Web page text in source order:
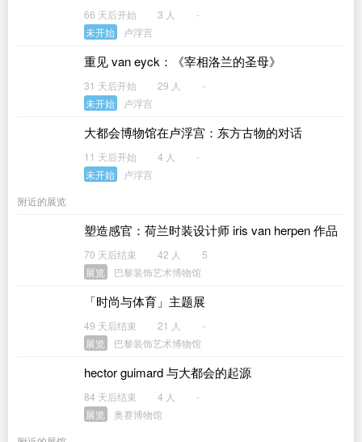
66 天后开始 3 人
-
未开始
卢浮宫
重见 van eyck：《宰相洛兰的圣母》
31 天后开始 29 人
-
未开始
卢浮宫
大都会博物馆在卢浮宫：东方古物的对话
11 天后开始 4 人
-
未开始
卢浮宫
附近的展览
塑造感官：荷兰时装设计师 iris van herpen 作品
70 天后结束 42 人
5
展览
巴黎装饰艺术博物馆
「时尚与体育」主题展
49 天后结束 21 人
-
展览
巴黎装饰艺术博物馆
hector guimard 与大都会的起源
84 天后结束 4 人
-
展览
奥赛博物馆